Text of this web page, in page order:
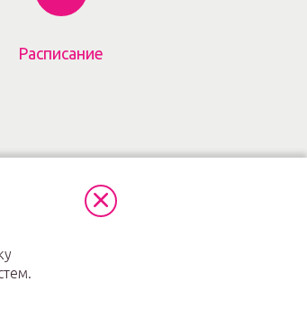
Расписание
Политика в отношении
персональных данных